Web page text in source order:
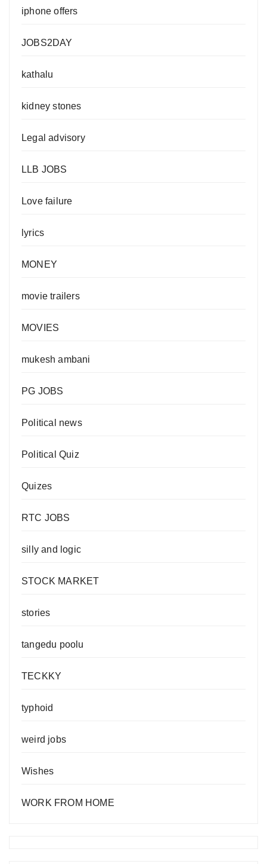
iphone offers
JOBS2DAY
kathalu
kidney stones
Legal advisory
LLB JOBS
Love failure
lyrics
MONEY
movie trailers
MOVIES
mukesh ambani
PG JOBS
Political news
Political Quiz
Quizes
RTC JOBS
silly and logic
STOCK MARKET
stories
tangedu poolu
TECKKY
typhoid
weird jobs
Wishes
WORK FROM HOME